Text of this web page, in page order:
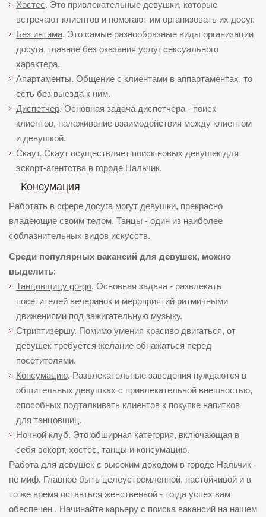
Хостес. Это привлекательные девушки, которые
встречают клиентов и помогают им организовать их досуг.
Без интима. Это самые разнообразные виды организации
досуга, главное без оказания услуг сексуального
характера.
Апартаменты. Общение с клиентами в аппартаментах, то
есть без выезда к ним.
Диспетчер. Основная задача диспетчера - поиск
клиентов, налаживание взаимодействия между клиентом
и девушкой.
Скаут. Скаут осуществляет поиск новых девушек для
эскорт-агентства в городе Нальчик.
Консумация
Работать в сфере досуга могут девушки, прекрасно
владеющие своим телом. Танцы - один из наиболее
соблазнительных видов искусств.
Среди популярных вакансий для девушек, можно
выделить:
Танцовщицу go-go. Основная задача - развлекать
посетителей вечеринок и мероприятий ритмичными
движениями под зажигательную музыку.
Стриптизершу. Помимо умения красиво двигаться, от
девушек требуется желание обнажаться перед
посетителями.
Консумацию. Развлекательные заведения нуждаются в
общительных девушках с привлекательной внешностью,
способных подталкивать клиентов к покупке напитков
для танцовщиц.
Ночной клуб. Это обширная категория, включающая в
себя эскорт, хостес, танцы и консумацию.
Работа для девушек с высоким доходом в городе Нальчик -
не миф. Главное быть целеустремленной, настойчивой и в
то же время оставться женственной - тогда успех вам
обеспечен . Начинайте карьеру с поиска вакансий на нашем